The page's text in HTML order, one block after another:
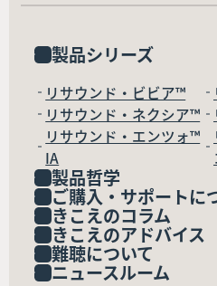
製品シリーズ
リサウンド・ビビア™
リサウンド・ネクシア™
リサウンド・エンツォ™
IA
製品哲学
ご購入・サポートに
きこえのコラム
きこえのアドバイス
難聴について
ニュースルーム